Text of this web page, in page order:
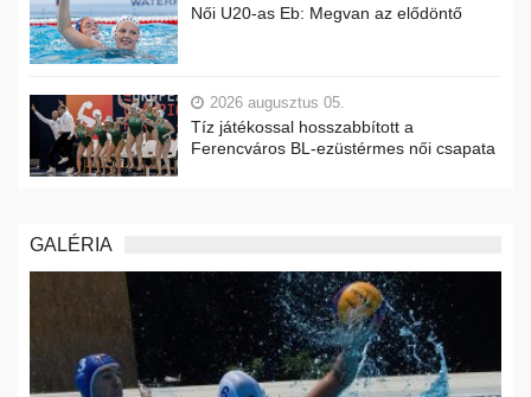
Női U20-as Eb: Megvan az elődöntő
2026 augusztus 05.
Tíz játékossal hosszabbított a
Ferencváros BL-ezüstérmes női csapata
GALÉRIA